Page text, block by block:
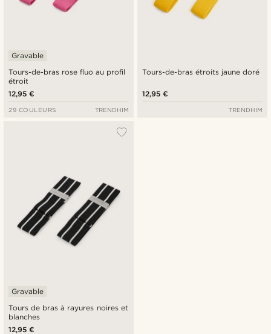
Tours-de-bras rose fluo au profil
étroit
Gravable
12,95 €
29 COULEURS TRENDHIM
Tours-de-bras étroits jaune doré
12,95 €
TRENDHIM
Tours de bras à rayures noires et
blanches
Gravable
12,95 €